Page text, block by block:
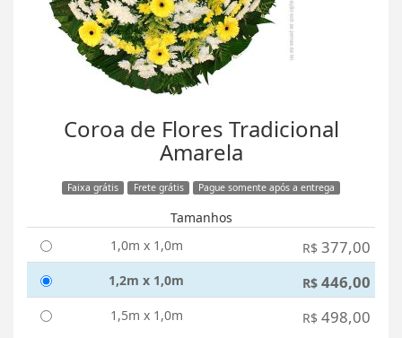
Coroa de Flores Tradicional
Amarela
Faixa grátis Frete grátis Pague somente após a entrega
Tamanhos
1,0m x 1,0m
R$ 377,00
1,2m x 1,0m R$ 446,00
1,5m x 1,0m R$ 498,00